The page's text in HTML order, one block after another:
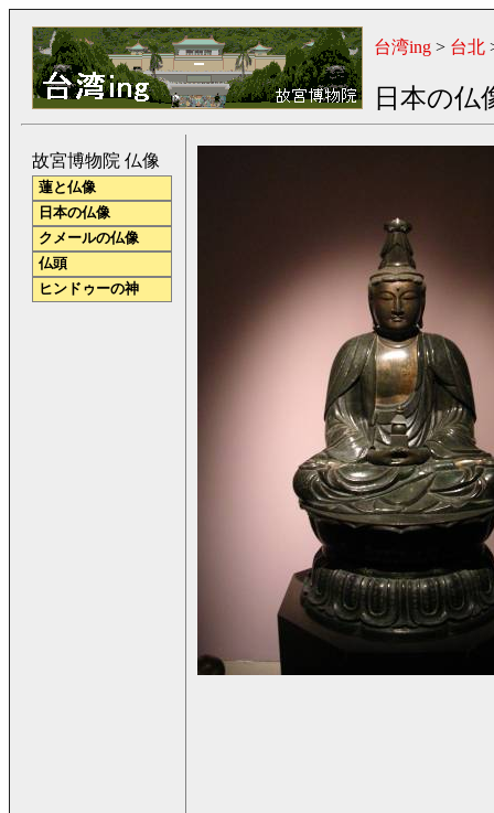
台湾ing > 台北
日本の仏
故宮博物院 仏像
蓮と仏像
日本の仏像
クメールの仏像
仏頭
ヒンドゥーの神